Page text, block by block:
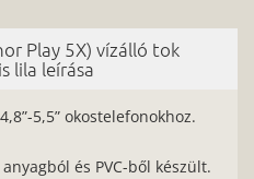
Play 5X) vízálló tok
lila leírása
5,5” okostelefonokhoz.
és PVC-ből készült.